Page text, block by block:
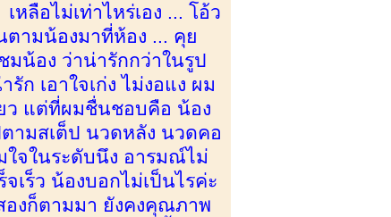
ลือไม่เท่าไหร่เอง ... โอ้ว
ตามน้องมาที่ห้อง ... คุย
น้อง ว่าน่ารักกว่าในรูป
เอาใจเก่ง ไม่งอแง ผม
ว แต่ที่ผมชื่นชอบคือ น้อง
ตามสเต็ป นวดหลัง นวดคอ
ใจในระดับนึง อารมณ์ไม่
เร็ว น้องบอกไม่เป็นไรค่ะ
องก็ตามมา ยังคงคุณภาพ